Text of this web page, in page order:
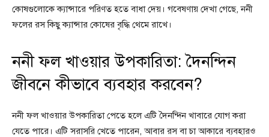
কোষগুলোকে ক্যান্সারে পরিণত হতে বাধা দেয়। গবেষণায় দেখা গেছে, ননী
ফলের রস কিছু ক্যান্সার কোষের বৃদ্ধি থেমে রাখে।
ননী ফল খাওয়ার উপকারিতা: দৈনন্দিন
জীবনে কীভাবে ব্যবহার করবেন?
ননী ফল খাওয়ার উপকারিতা পেতে হলে এটি দৈনন্দিন খাবারে যোগ করা
যেতে পারে। এটি সরাসরি খেতে পারেন, আবার রস বা চা আকারে ব্যবহারও